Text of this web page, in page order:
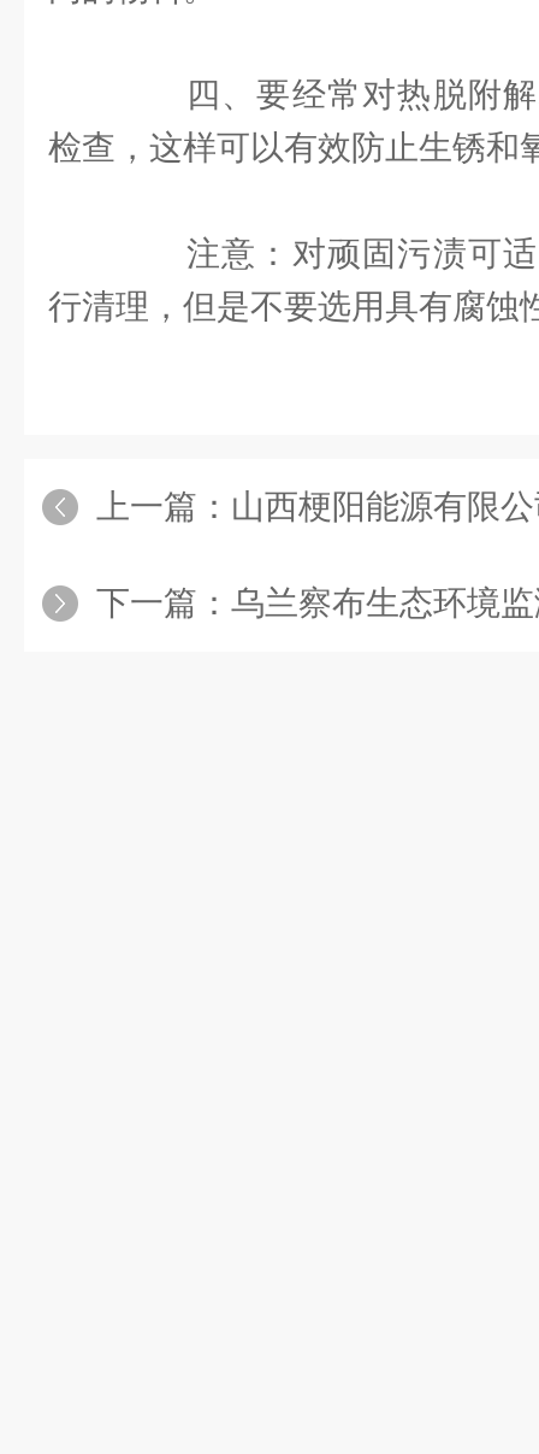
四、要经常对热脱附解
检查，这样可以有效防止生锈和
注意：对顽固污渍可适
行清理，但是不要选用具有腐蚀
上一篇： 山西梗阳能源有限公司
下一篇： 乌兰察布生态环境监测